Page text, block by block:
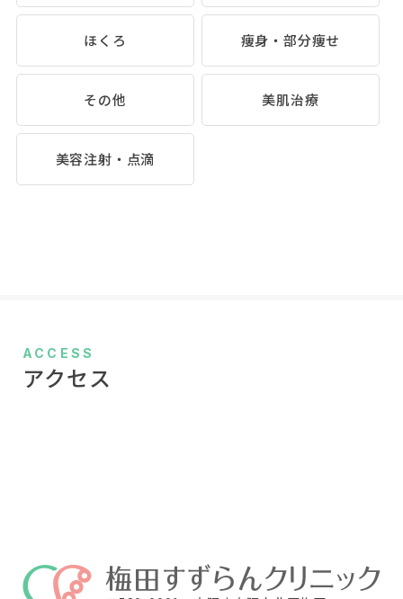
ほくろ 痩身・部分痩せ
その他 美肌治療
美容注射・点滴
ACCESS
アクセス